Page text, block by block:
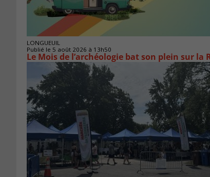
LONGUEUIL
Publié le 5 août 2026 à 13h50
Le Mois de l’archéologie bat son plein sur la